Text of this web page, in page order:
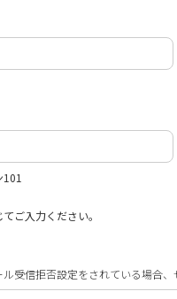
ご入力ください。
受信拒否設定をされている場合